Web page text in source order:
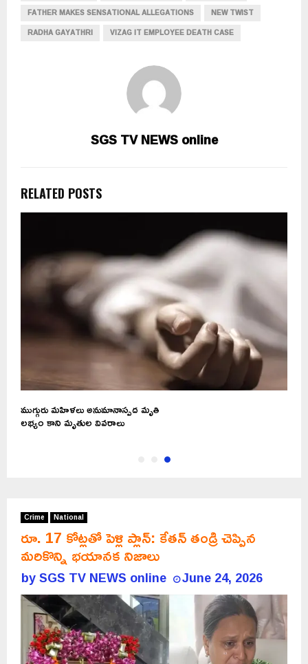
FATHER MAKES SENSATIONAL ALLEGATIONS
NEW TWIST
RADHA GAYATHRI
VIZAG IT EMPLOYEE DEATH CASE
SGS TV NEWS online
RELATED POSTS
ముగ్గురు మహిళలు అనుమానాస్పద మృతి
లభ్యం కాని మృతుల వివరాలు
Crime National
రూ. 17 కోట్లతో పెళ్లి ప్లాన్: కేతన్ తండ్రి చెప్పిన
మరికొన్ని భయానక నిజాలు
bySGS TV NEWS online June 24, 2026